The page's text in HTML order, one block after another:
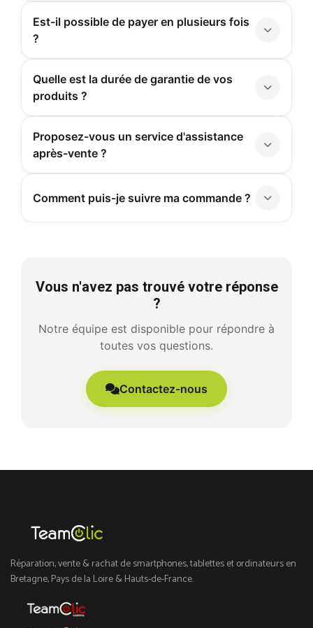
Est-il possible de payer en plusieurs fois
?
Quelle est la durée de garantie de vos
produits ?
Proposez-vous un service d'assistance
après-vente ?
Comment puis-je suivre ma commande ?
Vous n'avez pas trouvé votre réponse
?
Notre équipe est disponible pour répondre à
toutes vos questions.
Contactez-nous
Réparation, vente & rachat de smartphones, tablettes et ordinateurs en
Bretagne, Pays de la Loire & Hauts-de-France.